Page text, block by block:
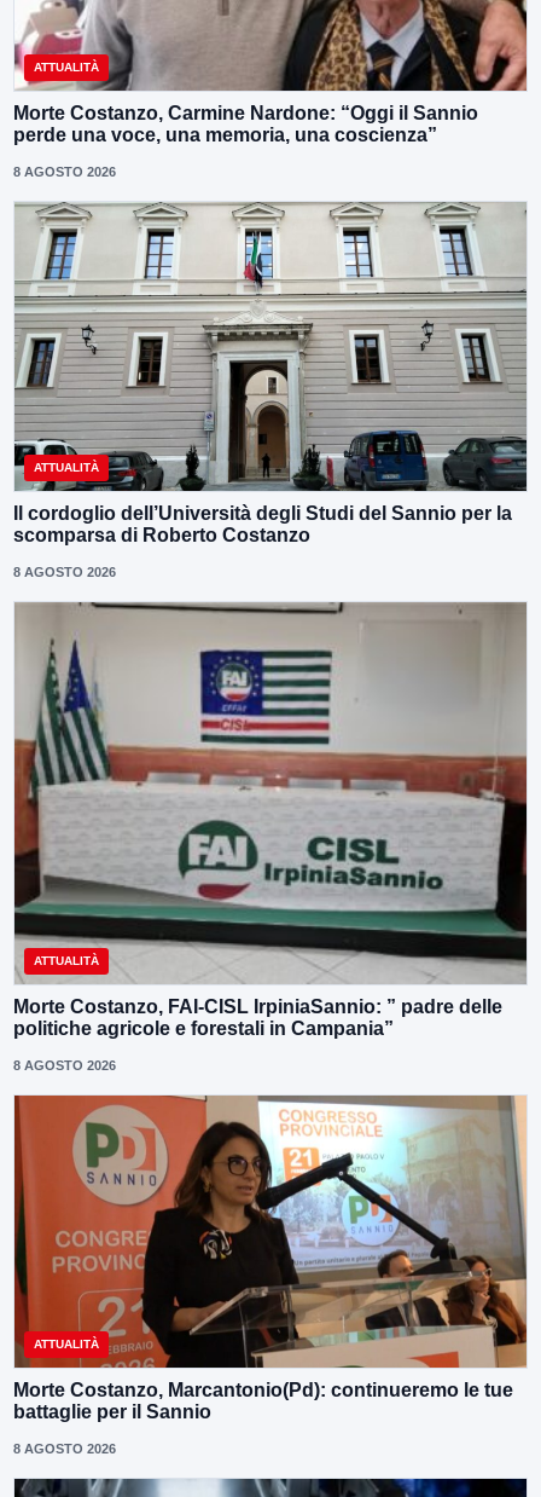
ATTUALITÀ
Morte Costanzo, Carmine Nardone: “Oggi il Sannio
perde una voce, una memoria, una coscienza”
8 AGOSTO 2026
ATTUALITÀ
Il cordoglio dell’Università degli Studi del Sannio per la
scomparsa di Roberto Costanzo
8 AGOSTO 2026
ATTUALITÀ
Morte Costanzo, FAI-CISL IrpiniaSannio: ” padre delle
politiche agricole e forestali in Campania”
8 AGOSTO 2026
ATTUALITÀ
Morte Costanzo, Marcantonio(Pd): continueremo le tue
battaglie per il Sannio
8 AGOSTO 2026